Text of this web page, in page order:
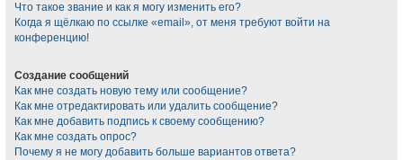
Что такое звание и как я могу изменить его?
Когда я щёлкаю по ссылке «email», от меня требуют войти на
конференцию!
Создание сообщений
Как мне создать новую тему или сообщение?
Как мне отредактировать или удалить сообщение?
Как мне добавить подпись к своему сообщению?
Как мне создать опрос?
Почему я не могу добавить больше вариантов ответа?